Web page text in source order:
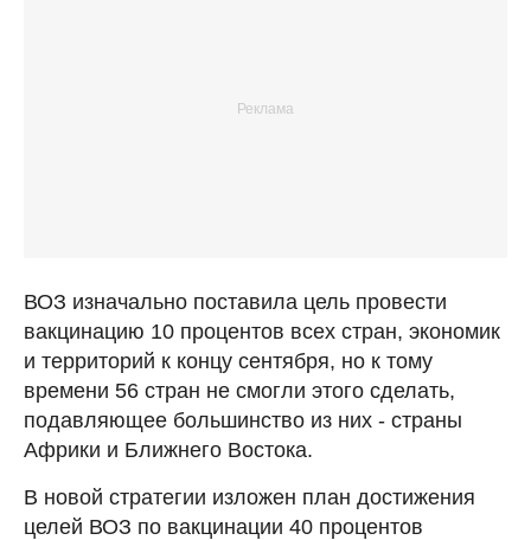
ВОЗ изначально поставила цель провести
вакцинацию 10 процентов всех стран, экономик
и территорий к концу сентября, но к тому
времени 56 стран не смогли этого сделать,
подавляющее большинство из них - страны
Африки и Ближнего Востока.
В новой стратегии изложен план достижения
целей ВОЗ по вакцинации 40 процентов